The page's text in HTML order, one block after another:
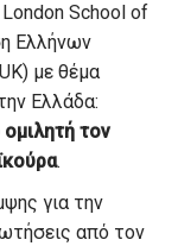
School of
Ελλήνων
με θέμα
Ελλάδα:
τον
.
για την
από τον